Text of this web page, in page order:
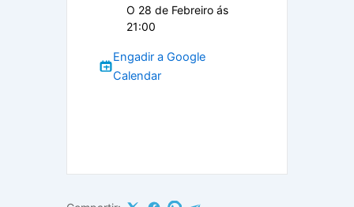
O 28 de Febreiro ás
21:00
Engadir a Google
Calendar